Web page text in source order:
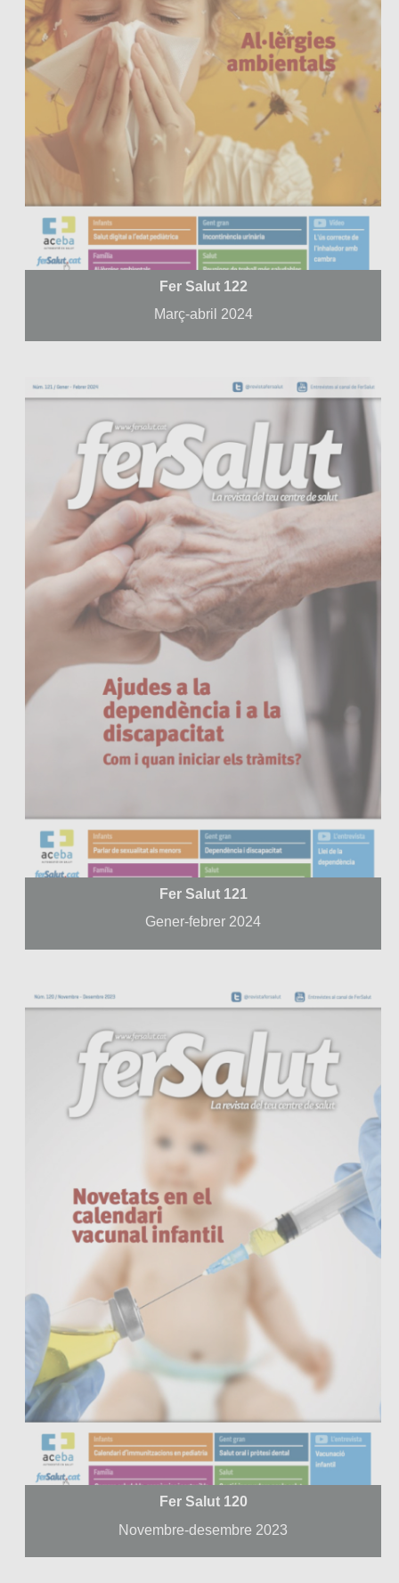
Fer Salut 122
Març-abril 2024
Fer Salut 121
Gener-febrer 2024
Fer Salut 120
Novembre-desembre 2023